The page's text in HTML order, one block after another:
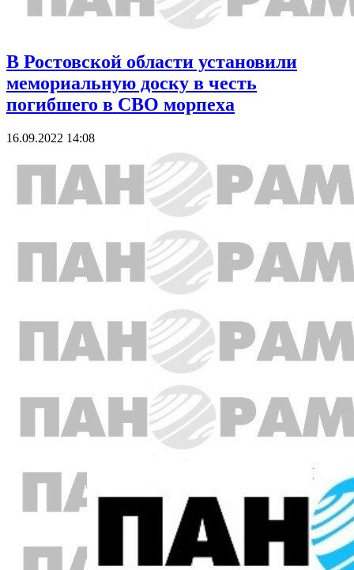
В Ростовской области установили
мемориальную доску в честь
погибшего в СВО морпеха
16.09.2022 14:08